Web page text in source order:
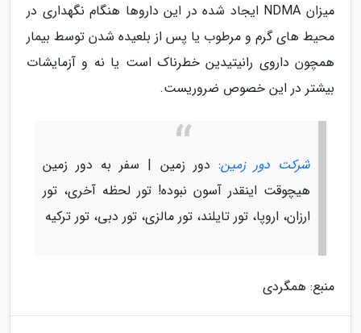
میزان NDMA ایجاد شده در این داروها هنگام نگهداری در
محیط های گرم و مرطوب یا پس از بلعیده شدن توسط بیمار
همچون داروی رانیتیدین خطرناک است یا نه و آزمایشات
بیشتر در این خصوص ضروریست.
شرکت دور زمین: دور زمین | سفر به دور زمین
هیچوقت اینقدر آسون نبوده! تور لحظه آخری، تور
ارزان، اروپا، تور تایلند، تور مالزی، تور دبی، تور ترکیه
منبع: همگردی